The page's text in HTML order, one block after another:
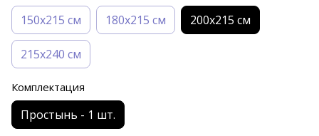
150х215 см 180х215 см 200х215 см
215х240 см
Комплектация
Простынь - 1 шт.